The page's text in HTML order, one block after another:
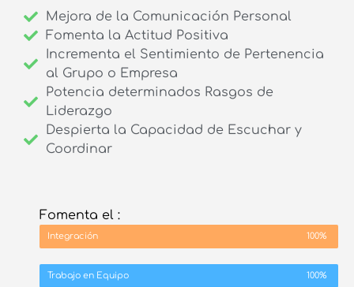
Mejora de la Comunicación Personal
Fomenta la Actitud Positiva
Incrementa el Sentimiento de Pertenencia
al Grupo o Empresa
Potencia determinados Rasgos de
Liderazgo
Despierta la Capacidad de Escuchar y
Coordinar
Fomenta el :
Integración 100%
Trabajo en Equipo 100%